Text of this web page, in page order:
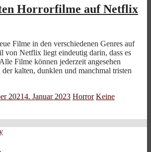
Horrorfilme auf Netflix
Filme in den verschiedenen Genres auf
von Netflix liegt eindeutig darin, dass es
Filme können jederzeit angesehen
kalten, dunklen und manchmal tristen
20214. Januar 2023 Horror Keine